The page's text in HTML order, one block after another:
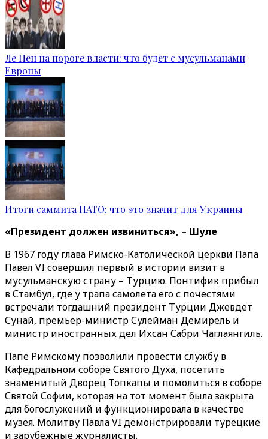
Ле Пен на пороге власти: что будет с мусульманами
Европы
Итоги саммита НАТО: что это значит для Украины
«Президент должен извиниться», – Шуле
В 1967 году глава Римско-Католической церкви Папа
Павел VI совершил первый в истории визит в
мусульманскую страну – Турцию. Понтифик прибыл
в Стамбул, где у трапа самолета его с почестями
встречали тогдашний президент Турции Джевдет
Сунай, премьер-министр Сулейман Демирель и
министр иностранных дел Ихсан Сабри Чаглаянгиль.
Папе Римскому позволили провести службу в
Кафедральном соборе Святого Духа, посетить
знаменитый Дворец Топкапы и помолиться в соборе
Святой Софии, которая на тот момент была закрыта
для богослужений и функционировала в качестве
музея. Молитву Павла VI демонстрировали турецкие
и зарубежные журналисты.